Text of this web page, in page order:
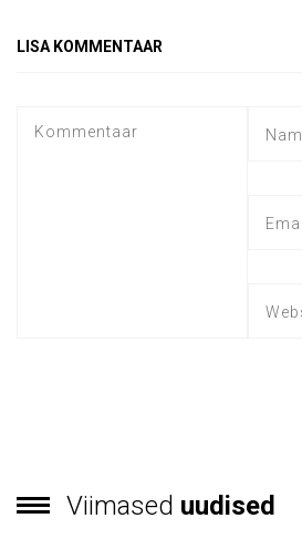
LISA KOMMENTAAR
Viimased uudised